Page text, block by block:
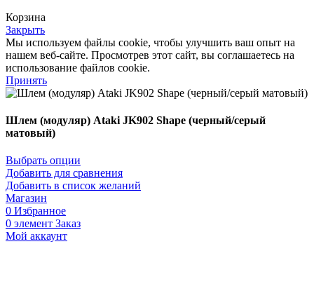
Корзина
Закрыть
Мы используем файлы cookie, чтобы улучшить ваш опыт на
нашем веб-сайте. Просмотрев этот сайт, вы соглашаетесь на
использование файлов cookie.
Принять
Шлем (модуляр) Ataki JK902 Shape (черный/серый
матовый)
Выбрать опции
Добавить для сравнения
Добавить в список желаний
Магазин
0 Избранное
0 элемент Заказ
Мой аккаунт